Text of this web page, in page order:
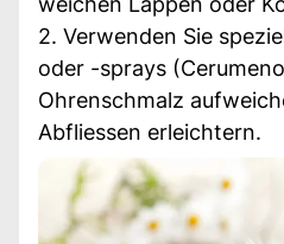
2. Verwenden Sie
oder -sprays
Ohrenschmalz
Abfliessen erleichtern.